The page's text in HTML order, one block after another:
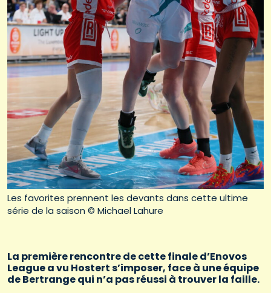
Les favorites prennent les devants dans cette ultime
série de la saison © Michael Lahure
La première rencontre de cette finale d’Enovos
League a vu Hostert s’imposer, face à une équipe
de Bertrange qui n’a pas réussi à trouver la faille.